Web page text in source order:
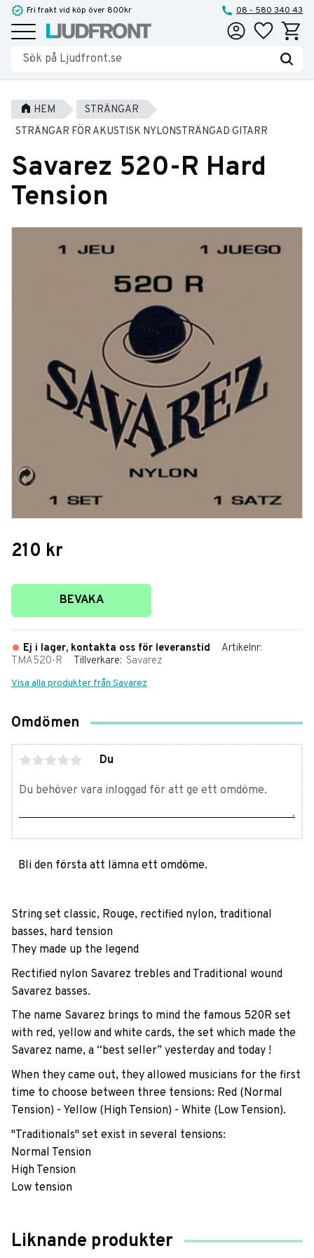
Meny
Fri frakt vid köp över 800kr 08 - 580 340 43
Favoriter
HEM
STRÄNGAR
STRÄNGAR FÖR AKUSTISK NYLONSTRÄNGAD GITARR
Savarez 520-R Hard
Tension
210 kr
Lägg till i favoriter
BEVAKA
Ej i lager, kontakta oss för leveranstid
Artikelnr
TMA520-R
Tillverkare Savarez
Visa alla produkter från Savarez
Omdömen
Du
Bli den första att lämna ett omdöme.
String set classic, Rouge, rectified nylon, traditional
basses, hard tension
They made up the legend
Rectified nylon Savarez trebles and Traditional wound
Savarez basses.
The name Savarez brings to mind the famous 520R set
with red, yellow and white cards, the set which made the
Savarez name, a “best seller” yesterday and today !
When they came out, they allowed musicians for the first
time to choose between three tensions: Red (Normal
Tension) - Yellow (High Tension) - White (Low Tension).
"Traditionals" set exist in several tensions:
Normal Tension
High Tension
Low tension
Liknande produkter